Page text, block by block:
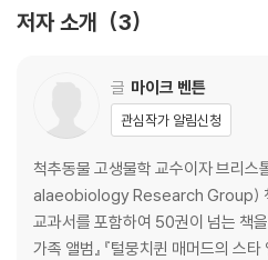
유콘 말 오! 로라 29
자이언트 테라톤 나라올라 32
자이언트 바늘두더지 뾰족 가시 앗따거
털코뿔소 털보 킁킁이 36
큰뿔사슴 뿔왕관 무거버 38
자이언트 비버 우리와 두리 40
네안데르탈인을 만나다 42
라브레아 타르 웅덩이 44
저자 소개 3
글 마이크 벤튼
관심작가 알림신청
척추동물 고생물학 교수이자 브리스
alaeobiology Research Group)
교과서를 포함하여 50권이 넘는 책
가족 앨범』 『털뭉치퀸 매머드의 스